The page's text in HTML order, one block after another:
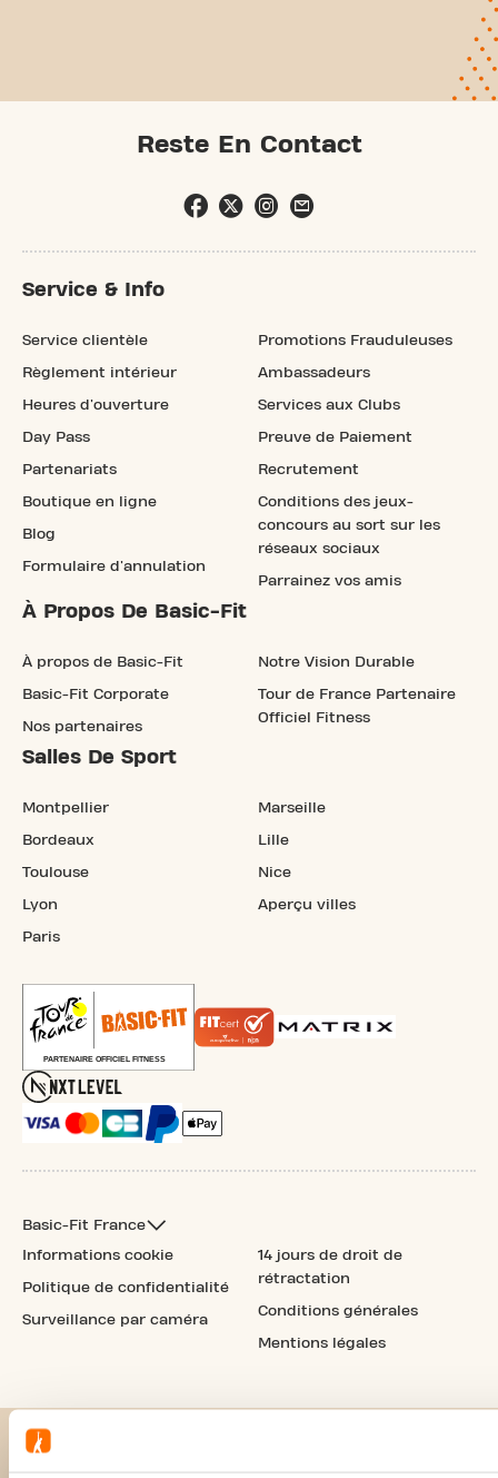
Reste En Contact
Service & Info
Service clientèle
Règlement intérieur
Heures d'ouverture
Day Pass
Partenariats
Boutique en ligne
Blog
Formulaire d'annulation
Promotions Frauduleuses
Ambassadeurs
Services aux Clubs
Preuve de Paiement
Recrutement
Conditions des jeux-
concours au sort sur les
réseaux sociaux
Parrainez vos amis
À Propos De Basic-Fit
À propos de Basic-Fit
Basic-Fit Corporate
Nos partenaires
Notre Vision Durable
Tour de France Partenaire
Officiel Fitness
Salles De Sport
Montpellier
Bordeaux
Toulouse
Lyon
Paris
Marseille
Lille
Nice
Aperçu villes
Basic-Fit France
Informations cookie
Politique de confidentialité
Surveillance par caméra
14 jours de droit de
rétractation
Conditions générales
Mentions légales